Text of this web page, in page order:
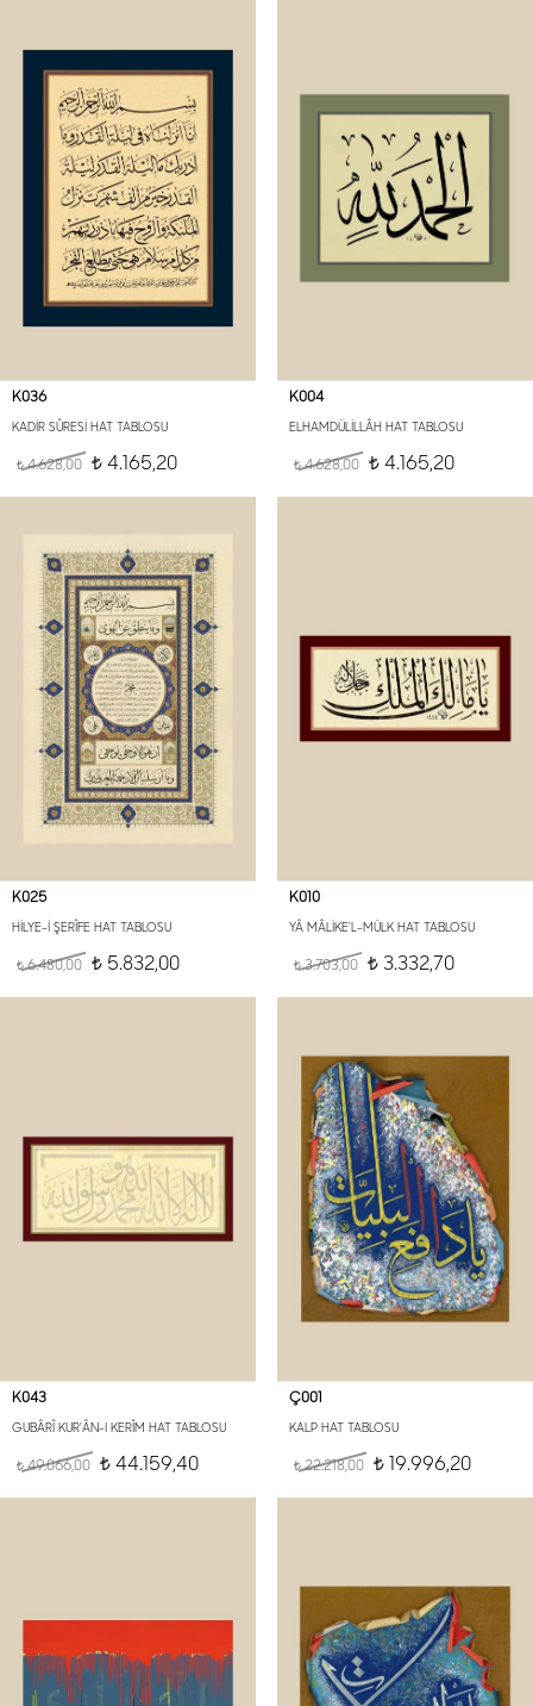
K036
KADİR SÛRESİ HAT TABLOSU
t4.628,00 t 4.165,20
K004
ELHAMDÜLİLLÂH HAT TABLOSU
t4.628,00 t4.165,20
K025
HİLYE-İ ŞERÎFE HAT TABLOSU
t6.480,00 t 5.832,00
K010
YÂ MÂLİKE'L-MÜLK HAT TABLOSU
t3.703,00 t3.332,70
K043
GUBÂRÎ KUR'ÂN-I KERÎM HAT TABLOSU
t49.066,00 t 44.159,40
Ç001
KALP HAT TABLOSU
t22.218,00 t19.996,20